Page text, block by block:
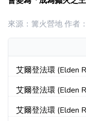
來源：篝火營地 作者
艾爾登法環 (Elden
艾爾登法環 (Elden
艾爾登法環 (Elden